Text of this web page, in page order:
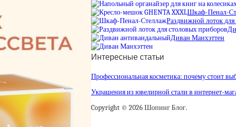
Шкаф-Пенал-
Раздвижной лоток
Диван Манхэттен
Интересные статьи
Профессиональная косметика: почему стоит
Украшения из ювелирной стали в интернет-
Copyright © 2026 Шопинг Блог.